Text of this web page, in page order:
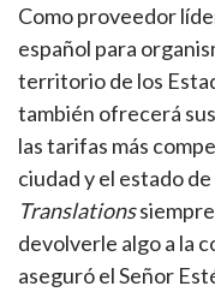
Como proveedor
español para
territorio de los
también ofrecerá
las tarifas más
ciudad y el estado
Translationssiempre
devolverle algo a la
aseguró el Señor